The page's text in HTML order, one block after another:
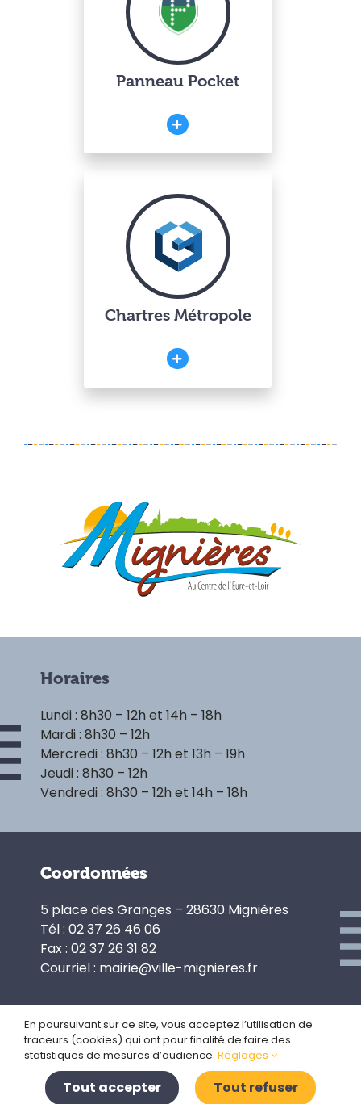
Panneau Pocket
Chartres Métropole
Horaires
Lundi : 8h30 – 12h et 14h – 18h
Mardi : 8h30 – 12h
Mercredi : 8h30 – 12h et 13h – 19h
Jeudi : 8h30 – 12h
Vendredi : 8h30 – 12h et 14h – 18h
Coordonnées
5 place des Granges – 28630 Mignières
Tél : 02 37 26 46 06
Fax : 02 37 26 31 82
Courriel : mairie@ville-mignieres.fr
Politique de confidentialité
Gestion des cookies
Plan du site
Mentions légales
En poursuivant sur ce site, vous acceptez l’utilisation de
traceurs (cookies) qui ont pour finalité de faire des
statistiques de mesures d’audience. Réglages
Tout accepter Tout refuser